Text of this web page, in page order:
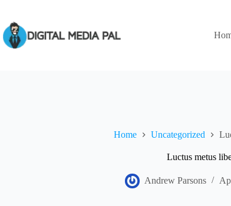
content
Home Uncategorized
Luctus metus
Andrew Parsons